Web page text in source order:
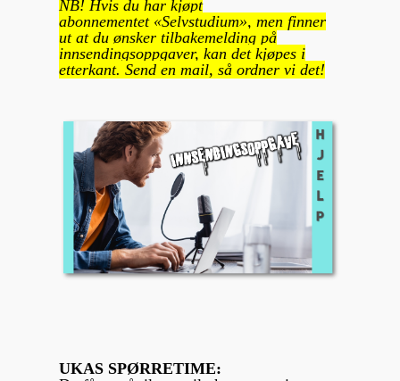
NB! Hvis du har kjøpt
abonnementet «Selvstudium», men finner
ut at du ønsker tilbakemelding på
innsendingsoppgaver, kan det kjøpes i
etterkant. Send en mail, så ordner vi det!
UKAS SPØRRETIME: